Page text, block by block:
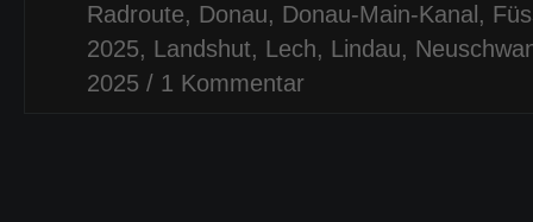
Radroute, Donau, Donau-Main-Kanal ,
2025, Landshut, Lech, Lindau,
2025 / 1 Kommentar